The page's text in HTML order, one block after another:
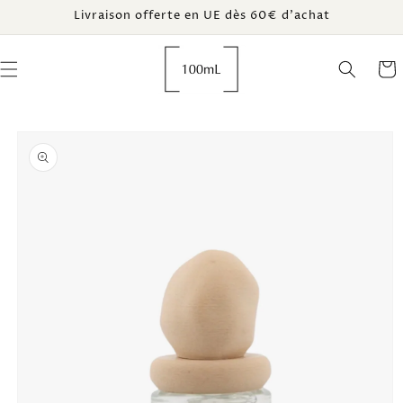
au
Livraison offerte en UE dès 60€ d’achat
informations
produits